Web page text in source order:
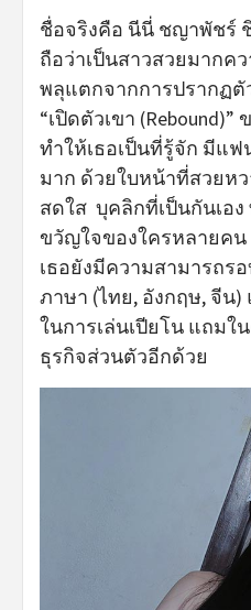
ชื่อจริงคือ นีนี่ ชญาพัชร์
ถือว่าเป็นสาวสวยมากค
พลุแตกจากการปรากฏตั
“เปิดตัวเขา (Rebound)”
ทำให้เธอเป็นที่รู้จัก มีแ
มาก ด้วยใบหน้าที่สวยหว
สดใส บุคลิกที่เป็นกันเอ
ขวัญใจของใครหลายค
เธอยังมีความสามารถร
ภาษา (ไทย, อังกฤษ, จีน
ในการเล่นเปียโน แถม
ธุรกิจส่วนตัวอีกด้วย